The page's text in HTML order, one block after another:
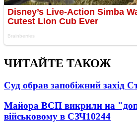
ЧИТАЙТЕ ТАКОЖ
Суд обрав запобіжний захід
Майора ВСП викрили на
військовому в СЗЧ10244